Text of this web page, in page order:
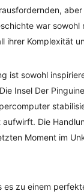
war
ihrer Komplexität
ist sowohl
Insel Der
Die
Moment im
zu einem